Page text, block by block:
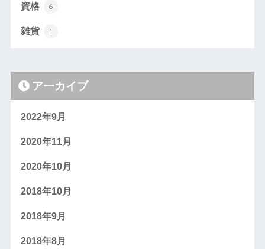
資格 6
雑貨 1
アーカイブ
2022年9月
2020年11月
2020年10月
2018年10月
2018年9月
2018年8月